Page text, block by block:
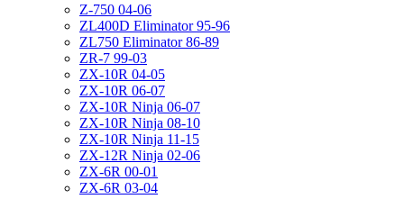
Z-750 04-06
ZL400D Eliminator 95-96
ZL750 Eliminator 86-89
ZR-7 99-03
ZX-10R 04-05
ZX-10R 06-07
ZX-10R Ninja 06-07
ZX-10R Ninja 08-10
ZX-10R Ninja 11-15
ZX-12R Ninja 02-06
ZX-6R 00-01
ZX-6R 03-04